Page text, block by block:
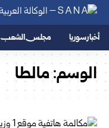
أخبار سوريا مجلس الشعب
الوسم:مالطا